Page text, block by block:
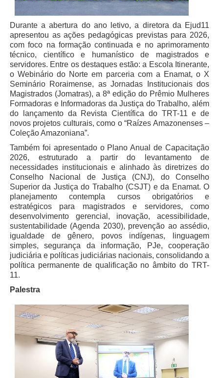
Calendário das Sessões do Pleno e Especializadas 2026
Carta de Serviços ao Cidadão
Cartilhas
Cadastro de Peritos, Tradutores e Intérpretes
Calendários
Calendário Geral
Calendário de Eventos
Calendário de Eventos passados
Calendário das Sessões
Calendário das Correições
Calendário de Suspensão
Calendário da Justiça Itinerante
Certidões
Concursos
Contas abertas em nome dos beneficiários
Diários Eletrônicos
e-Doc
Leilão Público
Mapa do site
META 9 do CNJ
Pauta Digital
Durante a abertura do ano letivo, a diretora da Ejud11
apresentou as ações pedagógicas previstas para 2026,
com foco na formação continuada e no aprimoramento
técnico, científico e humanístico de magistrados e
servidores. Entre os destaques estão: a Escola Itinerante,
o Webinário do Norte em parceria com a Enamat, o X
Seminário Roraimense, as Jornadas Institucionais dos
Magistrados (Jomatras), a 8ª edição do Prêmio Mulheres
Formadoras e Informadoras da Justiça do Trabalho, além
do lançamento da Revista Científica do TRT-11 e de
novos projetos culturais, como o “Raízes Amazonenses –
Coleção Amazoniana”.
Também foi apresentado o Plano Anual de Capacitação
2026, estruturado a partir do levantamento de
necessidades institucionais e alinhado às diretrizes do
Conselho Nacional de Justiça (CNJ), do Conselho
Superior da Justiça do Trabalho (CSJT) e da Enamat. O
planejamento contempla cursos obrigatórios e
estratégicos para magistrados e servidores, como
desenvolvimento gerencial, inovação, acessibilidade,
sustentabilidade (Agenda 2030), prevenção ao assédio,
igualdade de gênero, povos indígenas, linguagem
simples, segurança da informação, PJe, cooperação
judiciária e políticas judiciárias nacionais, consolidando a
política permanente de qualificação no âmbito do TRT-
11.
Palestra